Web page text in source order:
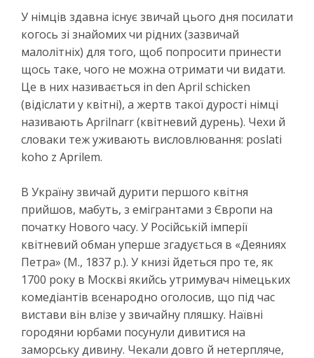
У німців здавна існує звичай цього дня посилати
когось зі знайомих чи рідних (зазвичай
малолітніх) для того, щоб попросити принести
щось таке, чого не можна отримати чи видати.
Це в них називається in den April schicken
(відіслати у квітні), а жертв такої дурості німці
називають Aprilnarr (квітневий дурень). Чехи й
словаки теж уживають висловлювання: poslati
koho z Aprilem.
В Україну звичай дурити першого квітня
прийшов, мабуть, з емігрантами з Європи на
початку Нового часу. У Російській імперії
квітневий обман уперше згадується в «Деяниях
Петра» (М., 1837 р.). У книзі йдеться про те, як
1700 року в Москві якийсь утримувач німецьких
комедіантів всенародно оголосив, що під час
вистави він влізе у звичайну пляшку. Наївні
городяни юрбами посунули дивитися на
заморську дивину. Чекали довго й нетерпляче,